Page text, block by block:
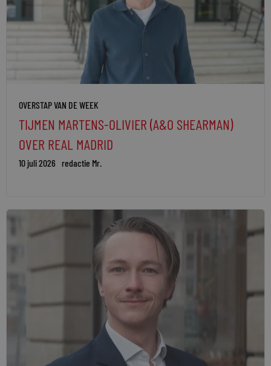
OVERSTAP VAN DE WEEK
TIJMEN MARTENS-OLIVIER (A&O SHEARMAN)
OVER REAL MADRID
10 juli 2026 redactie Mr.